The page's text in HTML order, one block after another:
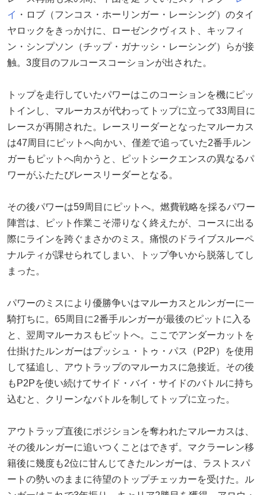
イ ・ロブ（フンコス・ホーリンガー・レーシング）のタイ
ヤロックをきっかけに、ローゼンクヴィスト、キッフィ
ン・シンプソン（チップ・ガナッシ・レーシング）らが接
触。3度目のフルコースコーションが出された。
トップを走行していたパワーはこのコーションを機にピッ
トインし、マルーカスが代わってトップに立って33周目に
レースが再開された。レースリーダーとなったマルーカス
は47周目にピットへ向かい、僅差で追っていた2番手ルン
ガーもピットへ向かうと、ピットシークエンスの異なるパ
ワーがふたたびレースリーダーとなる。
その後パワーは59周目にピットへ。燃費戦略を採るパワー
陣営は、ピット作業こそ滞りなく終えたが、コースに出る
際にラインを跨ぐまさかのミス。痛恨のドライブスルーペ
ナルティが課せられてしまい、トップ争いから脱落してし
まった。
パワーのミスにより優勝争いはマルーカスとルンガーに一
騎打ちに。65周目に2番手ルンガーが最後のピットに入る
と、翌周マルーカスもピットへ。ここでアンダーカットを
仕掛けたルンガーはプッシュ・トゥ・パス（P2P）を使用
して猛追し、アウトラップのマルーカスに急接近。その後
もP2Pを使い続けてサイド・バイ・サイドのバトルに持ち
込むと、クリーンなバトルを制してトップに立った。
アウトラップ直後にポジションを奪われたマルーカスは、
その後ルンガーに追いつくことはできず。マクラーレン移
籍後に幾度も2位に甘んじてきたルンガーは、ラストスパ
ートの勢いのままに待望のトップチェッカーを受けた。ル